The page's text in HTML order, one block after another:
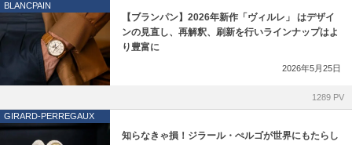
BLANCPAIN
【ブランパン】2026年新作「ヴィルレ」 はデザイ
ンの見直し、再解釈、刷新を行いラインナップはよ
り豊富に
2026年5月25日
1289 PV
GIRARD-PERREGAUX
知らなきゃ損！ジラール・ぺルゴが世界にもたらし
GIRARD-PERREGAUX
Glashütte Original
鹿児島店
ブライトリング ブティック 大阪
チューダー ブティック by OOMIYA